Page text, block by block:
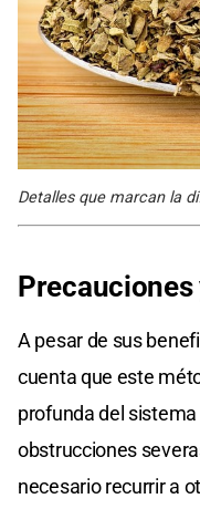
Detalles que marcan la
A pesar de sus
cuenta que este
profunda del
obstrucciones
necesario recurrir a